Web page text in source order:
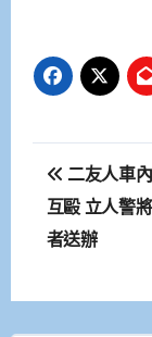
文
章
導
覽
二友人車
互毆 立人警
者送辦